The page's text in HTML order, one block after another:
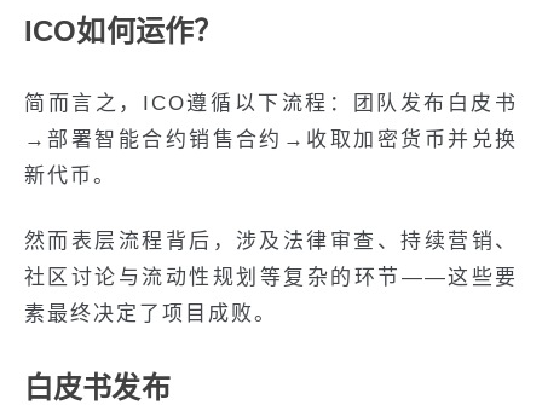
ICO如何运作？
简而言之，ICO遵循以下流程：团队发布白皮书
→部署智能合约销售合约→收取加密货币并兑换
新代币。
然而表层流程背后，涉及法律审查、持续营销、
社区讨论与流动性规划等复杂的环节——这些要
素最终决定了项目成败。
白皮书发布